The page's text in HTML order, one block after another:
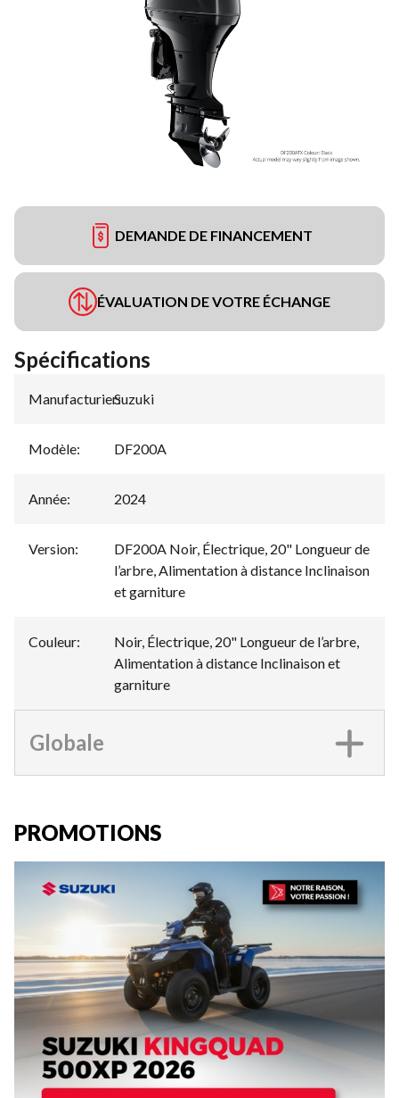
DEMANDE DE FINANCEMENT
ÉVALUATION DE VOTRE ÉCHANGE
Spécifications
Manufacturier:
Suzuki
Modèle: DF200A
Année: 2024
Version:
DF200A Noir, Électrique, 20" Longueur de
l’arbre, Alimentation à distance Inclinaison
et garniture
Couleur:
Noir, Électrique, 20" Longueur de l’arbre,
Alimentation à distance Inclinaison et
garniture
Globale
PROMOTIONS